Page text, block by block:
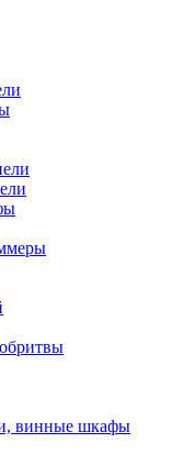
винные шкафы